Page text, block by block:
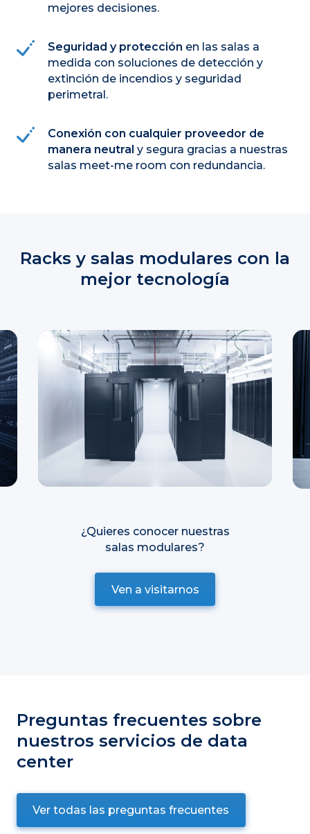
mejores decisiones.
Seguridad y protección en las salas a
medida con soluciones de detección y
extinción de incendios y seguridad
perimetral.
Conexión con cualquier proveedor de
manera neutral y segura gracias a nuestras
salas meet-me room con redundancia.
Racks y salas modulares con la
mejor tecnología
¿Quieres conocer nuestras
salas modulares?
Ven a visitarnos
Preguntas frecuentes sobre
nuestros servicios de data
center
Ver todas las preguntas frecuentes